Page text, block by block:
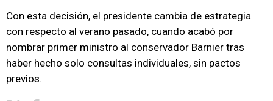
Con esta decisión, el presidente cambia de estrategia
con respecto al verano pasado, cuando acabó por
nombrar primer ministro al conservador Barnier tras
haber hecho solo consultas individuales, sin pactos
previos.